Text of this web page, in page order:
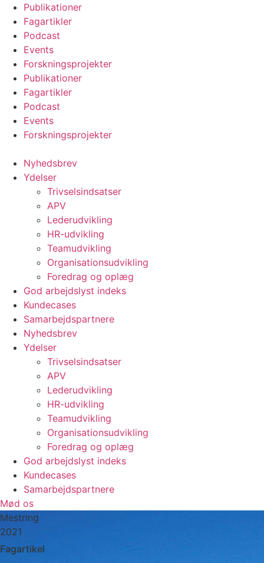
Videre
indhold
Publikationer
Fagartikler
Podcast
Events
Forskningsprojekter
Publikationer
Fagartikler
Podcast
Events
Forskningsprojekter
Nyhedsbrev
Ydelser
Trivselsindsatser
APV
Lederudvikling
HR-udvikling
Teamudvikling
Organisationsudvikling
Foredrag og oplæg
God arbejdslyst indeks
Kundecases
Samarbejdspartnere
Nyhedsbrev
Ydelser
Trivselsindsatser
APV
Lederudvikling
HR-udvikling
Teamudvikling
Organisationsudvikling
Foredrag og oplæg
God arbejdslyst indeks
Kundecases
Samarbejdspartnere
Mød os
Mestring
2021
Fagartikel